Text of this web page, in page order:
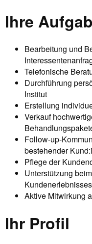
Ihre
Bearbeitung und
Telefonische
Durchführung
Institut
Erstellung
Verkauf
Follow-up-
bestehender
Pflege der
Unterstützung
Kundenerlebnisses
Aktive Mitwirkung
Ihr Profil